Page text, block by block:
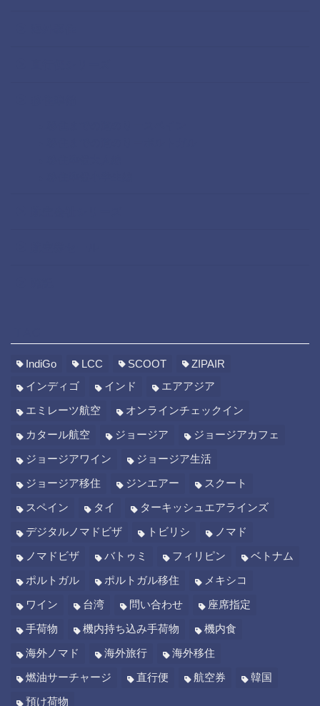
IndiGo LCC SCOOT
ZIPAIR
インディゴ
インド
エアアジア
エミレーツ航空
オンラインチェックイン
カタール航空
ジョージア
ジョージアカフェ
ジョージアワイン
ジョージア生活
ジョージア移住
ジンエアー
スクート
スペイン
タイ
ターキッシュエアラインズ
デジタルノマドビザ
トビリシ
ノマド
ノマドビザ
バトゥミ フィリピン
ベトナム
ポルトガル
ポルトガル移住
メキシコ
ワイン
台湾 問い合わせ
座席指定
手荷物
機内持ち込み手荷物
機内食
海外ノマド
海外旅行
海外移住
燃油サーチャージ
直行便 航空券
韓国
預け荷物